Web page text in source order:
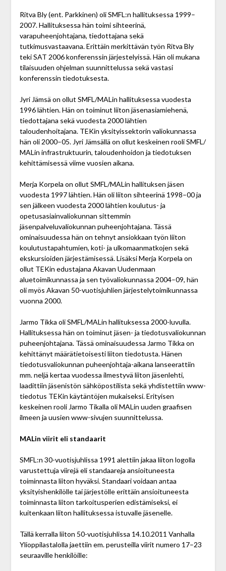
Ritva Bly (ent. Parkkinen) oli SMFL:n hallituksessa 1999–
2007. Hallituksessa hän toimi sihteerinä,
varapuheenjohtajana, tiedottajana sekä
tutkimusvastaavana. Erittäin merkittävän työn Ritva Bly
teki SAT 2006 konferenssin järjestelyissä. Hän oli mukana
tilaisuuden ohjelman suunnittelussa sekä vastasi
konferenssin tiedotuksesta.
Jyri Jämsä on ollut SMFL/MALin hallituksessa vuodesta
1996 lähtien. Hän on toiminut liiton jäsenasiamiehenä,
tiedottajana sekä vuodesta 2000 lähtien
taloudenhoitajana. TEKin yksityissektorin valiokunnassa
hän oli 2000–05. Jyri Jämsällä on ollut keskeinen rooli SMFL/
MALin infrastruktuurin, taloudenhoidon ja tiedotuksen
kehittämisessä viime vuosien aikana.
Merja Korpela on ollut SMFL/MALin hallituksen jäsen
vuodesta 1997 lähtien. Hän oli liiton sihteerinä 1998–00 ja
sen jälkeen vuodesta 2000 lähtien koulutus- ja
opetusasiainvaliokunnan sittemmin
jäsenpalveluvaliokunnan puheenjohtajana. Tässä
ominaisuudessa hän on tehnyt ansiokkaan työn liiton
koulutustapahtumien, koti- ja ulkomaanmatkojen sekä
ekskursioiden järjestämisessä. Lisäksi Merja Korpela on
ollut TEKin edustajana Akavan Uudenmaan
aluetoimikunnassa ja sen työvaliokunnassa 2004–09, hän
oli myös Akavan 50-vuotisjuhlien järjestelytoimikunnassa
vuonna 2000.
Jarmo Tikka oli SMFL/MALin hallituksessa 2000-luvulla.
Hallituksessa hän on toiminut jäsen- ja tiedotusvaliokunnan
puheenjohtajana. Tässä ominaisuudessa Jarmo Tikka on
kehittänyt määrätietoisesti liiton tiedotusta. Hänen
tiedotusvaliokunnan puheenjohtaja-aikana lanseerattiin
mm. neljä kertaa vuodessa ilmestyvä liiton jäsenlehti,
laadittiin jäsenistön sähköpostilista sekä yhdistettiin www-
tiedotus TEKin käytäntöjen mukaiseksi. Erityisen
keskeinen rooli Jarmo Tikalla oli MALin uuden graafisen
ilmeen ja uusien www-sivujen suunnittelussa.
MALin viirit eli standaarit
SMFL:n 30-vuotisjuhlissa 1991 alettiin jakaa liiton logolla
varustettuja viirejä eli standaareja ansioituneesta
toiminnasta liiton hyväksi. Standaari voidaan antaa
yksityishenkilölle tai järjestölle erittäin ansioituneesta
toiminnasta liiton tarkoitusperien edistämiseksi, ei
kuitenkaan liiton hallituksessa istuvalle jäsenelle.
Tällä kerralla liiton 50-vuotisjuhlissa 14.10.2011 Vanhalla
Ylioppilastalolla jaettiin em. perusteilla viirit numero 17–23
seuraaville henkilöille: